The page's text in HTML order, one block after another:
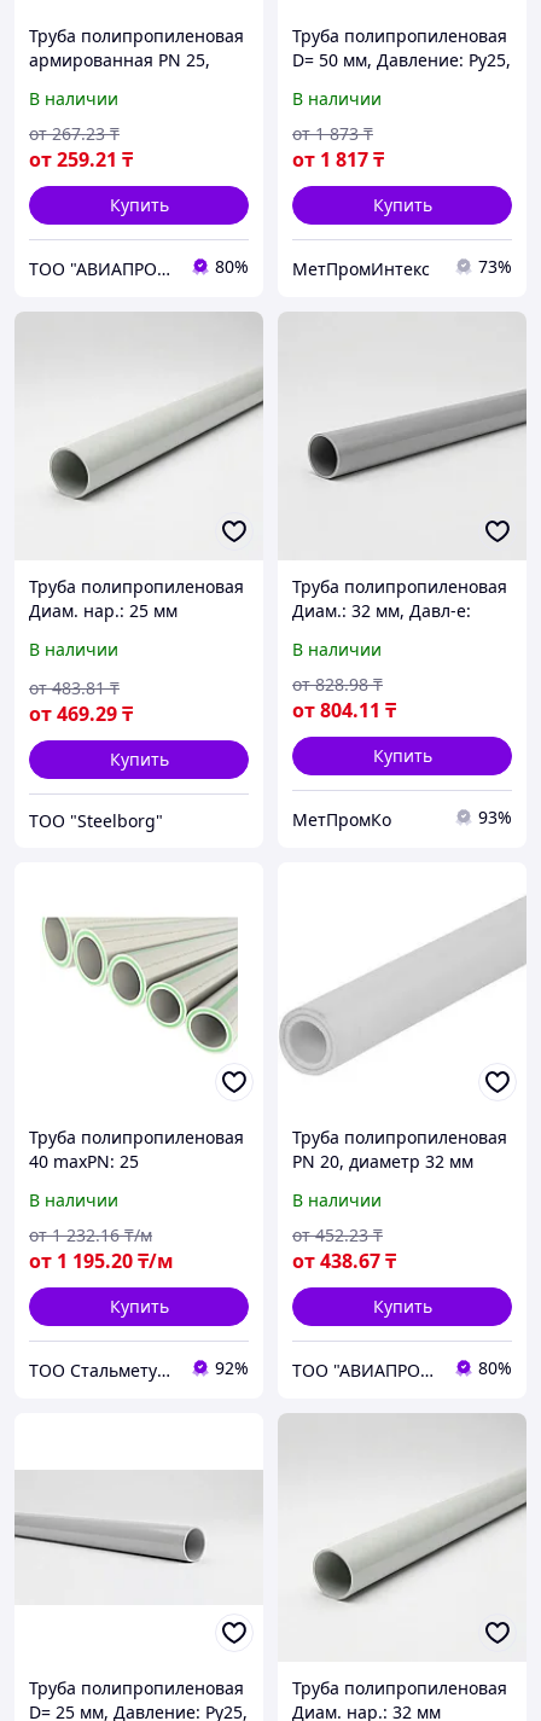
Труба полипропиленовая
армированная PN 25,
В наличии
от259.21 ₸
от 267.23 ₸
Купить
ТОО "АВИАПРОМСТАЛЬ" 80%
Труба полипропиленовая
D= 50 мм, Давление: Ру25,
стекловолокно
В наличии
от 1 817₸
от 1 873 ₸
Купить
МетПромИнтекс 73%
Труба полипропиленовая
Диам. нар.: 25 мм
В наличии
от469.29₸
от 483.81 ₸
Купить
ТОО "Steelborg"
Труба полипропиленовая
Диам.: 32 мм, Давл-е:
стекловолокно
В наличии
от804.11 ₸
от 828.98 ₸
Купить
МетПромКо 93%
Труба полипропиленовая
40 maxPN: 25
В наличии
от 1 195.20₸/м
от 1 232.16 ₸/м
Купить
ТОО Стальметурал 92%
Труба полипропиленовая
PN 20, диаметр 32 мм
В наличии
от438.67₸
от 452.23 ₸
Купить
ТОО "АВИАПРОМСТАЛЬ" 80%
Труба полипропиленовая
D= 25 мм, Давление: Ру25,
Труба полипропиленовая
Диам. нар.: 32 мм